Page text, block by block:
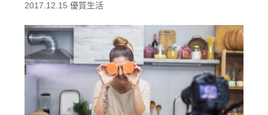
2017.12.15 優質生活